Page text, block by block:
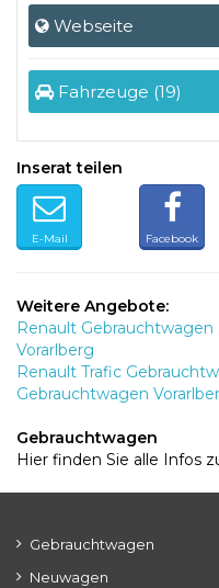
Webseite
Fahrzeuge (19)
Inserat teilen
E-Mail Facebook
Weitere Angebote:
Renault Gebrauchtwagen
Vorarlberg
Renault Trafic
Gebrauchtwagen
Gebrauchtwagen
Hier finden Sie alle Infos
Gebrauchtwagen
Neuwagen